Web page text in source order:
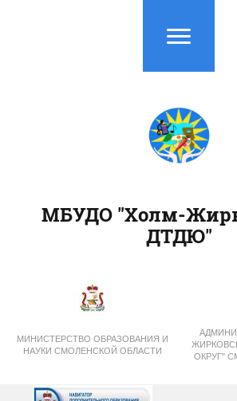
МИНИСТЕРСТВО ОБРАЗОВАНИЯ И
НАУКИ СМОЛЕНСКОЙ ОБЛАСТИ
ОКРУГ"
МБУДО "Холм-
ДТДЮ"